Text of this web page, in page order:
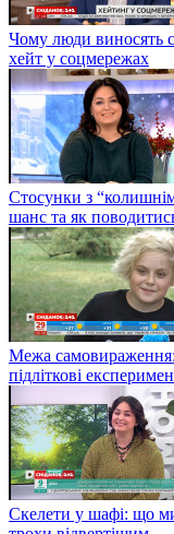
Чому люди виносять
хейт у соцмережах
Стосунки з
шанс та як
Межа
підліткові
Скелети у шафі: що